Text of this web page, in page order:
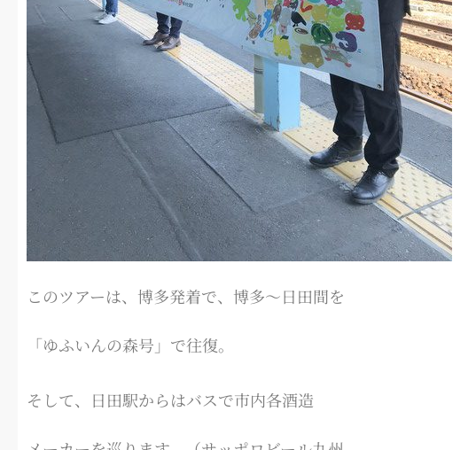
このツアーは、博多発着で、博多～日田間を
「ゆふいんの森号」で往復。
そして、日田駅からはバスで市内各酒造